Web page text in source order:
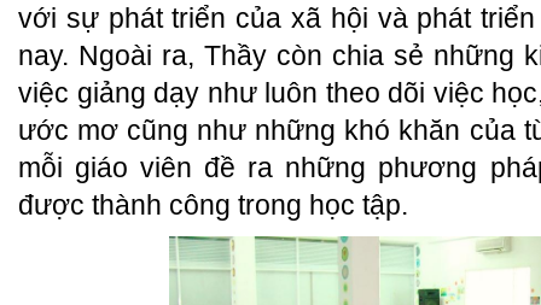
với sự phát triển của xã hội và phát
nay. Ngoài ra, Thầy còn chia sẻ những
việc giảng dạy như luôn theo dõi việc
ước mơ cũng như những khó khăn của
mỗi giáo viên đề ra những phương
được thành công trong học tập.